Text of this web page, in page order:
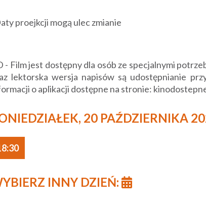
proejkcji mogą ulec zmianie
- Film jest dostępny dla osób ze specjalnymi
lektorska wersja napisów są udostępnianie
o aplikacji dostępne na stronie:
20 PAŹDZIERNIKA
INNY DZIEŃ: